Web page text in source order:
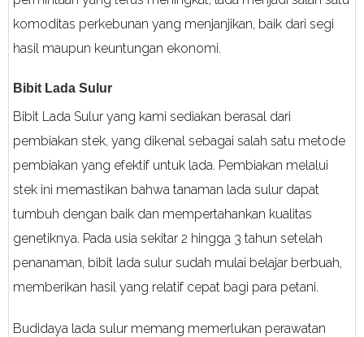
komoditas perkebunan yang menjanjikan, baik dari segi
hasil maupun keuntungan ekonomi.
Bibit Lada Sulur
Bibit Lada Sulur yang kami sediakan berasal dari
pembiakan stek, yang dikenal sebagai salah satu metode
pembiakan yang efektif untuk lada. Pembiakan melalui
stek ini memastikan bahwa tanaman lada sulur dapat
tumbuh dengan baik dan mempertahankan kualitas
genetiknya. Pada usia sekitar 2 hingga 3 tahun setelah
penanaman, bibit lada sulur sudah mulai belajar berbuah,
memberikan hasil yang relatif cepat bagi para petani.
Budidaya lada sulur memang memerlukan perawatan